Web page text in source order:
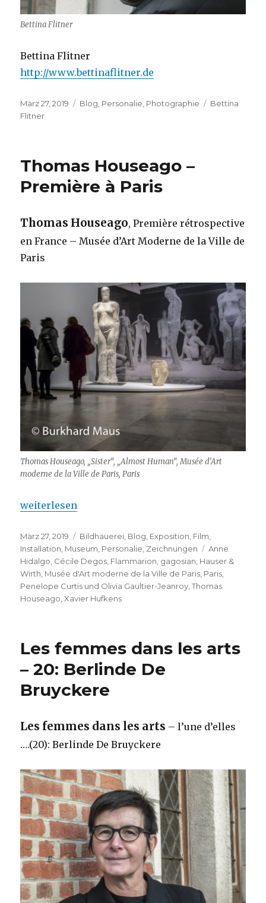
Bettina Flitner
Bettina Flitner
http://www.bettinaflitner.de
Veröffentlicht
am
März 27, 2019 Kategorien
Blog Personalie Photographie Schlagwörter
Bettina
Flitner
Thomas Houseago –
Première à Paris
Thomas Houseago, Première rétrospective
en France – Musée d’Art Moderne de la Ville de
Paris
Thomas Houseago, „Sister“, „Almost Human“, Musée d’Art
moderne de la Ville de Paris, Paris
„Thomas Houseago – Première à Paris “
weiterlesen
Veröffentlicht
am
März 27, 2019 Kategorien
Bildhauerei Blog Exposition Film
Installation Museum Personalie Zeichnungen Schlagwörter
Anne
Hidalgo Cécile Degos Flammarion gagosian Hauser &
Wirth Musée d'Art moderne de la Ville de Paris Paris
Penelope Curtis und Olivia Gaultier-Jeanroy ,Thomas
Houseago ,Xavier Hufkens
Les femmes dans les arts
– 20: Berlinde De
Bruyckere
Les femmes dans les arts – l’une d’elles
….(20): Berlinde De Bruyckere